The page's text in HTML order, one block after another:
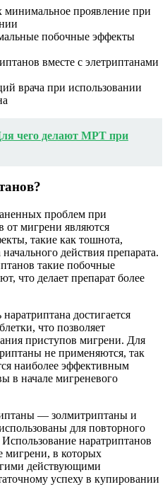
проявление при
побочные эффекты
вместе с элетриптанами
врача при использовании
чего делают МРТ при
проблем при
от мигрени являются
такие как тошнота,
действия препарата.
такие побочные
что делает препарат более
достигается
что позволяет
приступов мигрени. Для
не применяются, так
наиболее эффективным
в начале мигреневого
— золмитриптаны и
для повторного
наратриптанов
мигрени, в которых
действующими
успеху в купировании